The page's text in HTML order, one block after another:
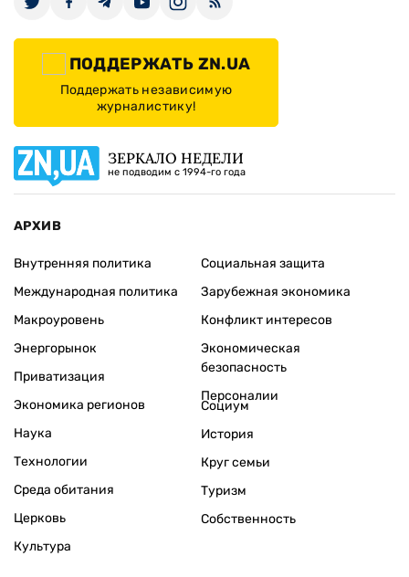
ПОДДЕРЖАТЬ ZN.UA
Поддержать независимую
журналистику!
ЗЕРКАЛО НЕДЕЛИ
не подводим с 1994-го года
АРХИВ
Внутренняя политика
Международная политика
Макроуровень
Энергорынок
Приватизация
Экономика регионов
Социальная защита
Зарубежная экономика
Конфликт интересов
Экономическая
безопасность
Персоналии
Наука
Технологии
Среда обитания
Церковь
Культура
Социум
История
Круг семьи
Туризм
Собственность